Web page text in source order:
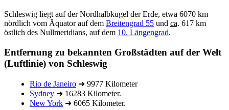
Schleswig liegt auf der Nordhalbkugel der Erde, etwa 6070 km
nördlich vom Äquator auf dem Breitengrad 55 und ca. 617 km
östlich des Nullmeridians, auf dem 10. Längengrad.
Entfernung zu bekannten Großstädten auf der Welt
(Luftlinie) von Schleswig
Rio de Janeiro ➜ 9977 Kilometer
Sydney ➜ 16283 Kilometer.
New York ➜ 6065 Kilometer.